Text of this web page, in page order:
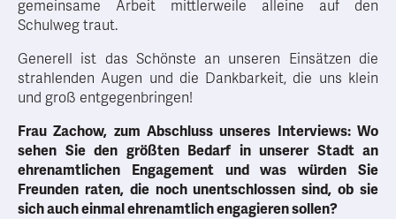
gemeinsame Arbeit mittlerweile alleine auf den
Schulweg traut.
Generell ist das Schönste an unseren Einsätzen die
strahlenden Augen und die Dankbarkeit, die uns klein
und groß entgegenbringen!
Frau Zachow, zum Abschluss unseres Interviews: Wo
sehen Sie den größten Bedarf in unserer Stadt an
ehrenamtlichen Engagement und was würden Sie
Freunden raten, die noch unentschlossen sind, ob sie
sich auch einmal ehrenamtlich engagieren sollen?